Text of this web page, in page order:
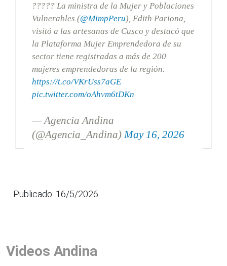
????? La ministra de la Mujer y Poblaciones
Vulnerables (@MimpPeru), Edith Pariona,
visitó a las artesanas de Cusco y destacó que
la Plataforma Mujer Emprendedora de su
sector tiene registradas a más de 200
mujeres emprendedoras de la región.
https://t.co/VKrUss7aGE
pic.twitter.com/oAhvm6tDKn
— Agencia Andina
(@Agencia_Andina) May 16, 2026
Publicado: 16/5/2026
Videos Andina